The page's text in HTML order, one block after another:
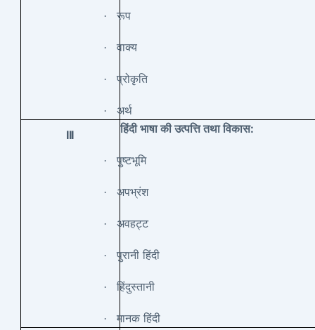
· रूप
· वाक्य
· प्रोकृति
· अर्थ
III हिंदी भाषा की उत्पत्ति तथा विकास:
· पुष्टभूमि
· अपभ्रंश
· अवहट्ट
· पुरानी हिंदी
· हिंदुस्तानी
· मानक हिंदी